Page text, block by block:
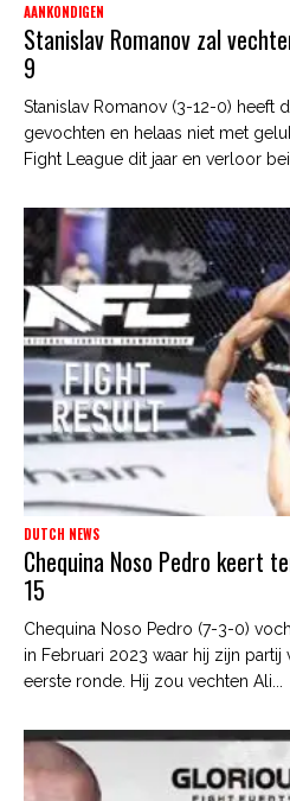
AANKONDIGEN
Stanislav Romanov zal
9
Stanislav Romanov (3-12-0) heeft
gevochten en helaas niet met
Fight League dit jaar en verloor
DUTCH NEWS
Chequina Noso Pedro keert
15
Chequina Noso Pedro (7-3-0)
in Februari 2023 waar hij zijn
eerste ronde. Hij zou vechten Ali...